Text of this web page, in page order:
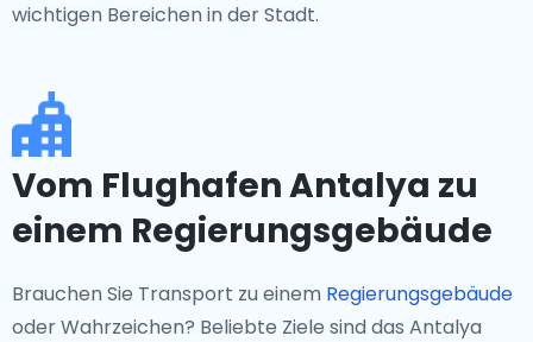
wichtigen Bereichen in der Stadt.
Vom Flughafen Antalya zu
einem Regierungsgebäude
Brauchen Sie Transport zu einem Regierungsgebäude
oder Wahrzeichen? Beliebte Ziele sind das Antalya